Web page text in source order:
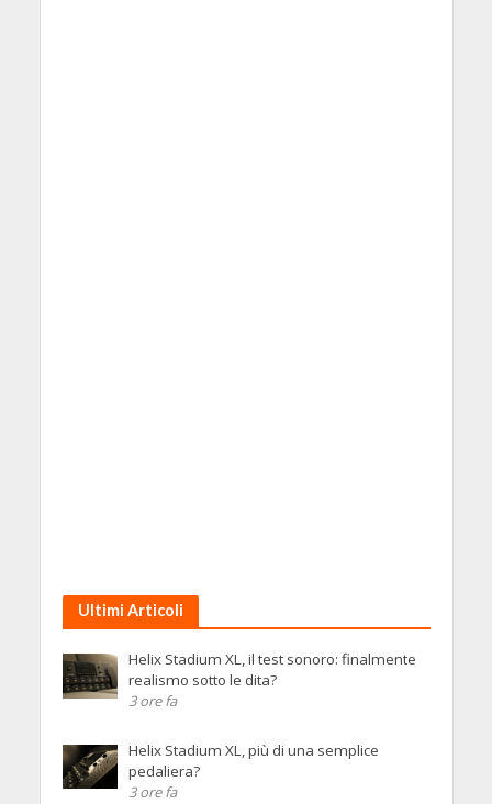
Ultimi Articoli
Helix Stadium XL, il test sonoro: finalmente
realismo sotto le dita?
3 ore fa
Helix Stadium XL, più di una semplice
pedaliera?
3 ore fa